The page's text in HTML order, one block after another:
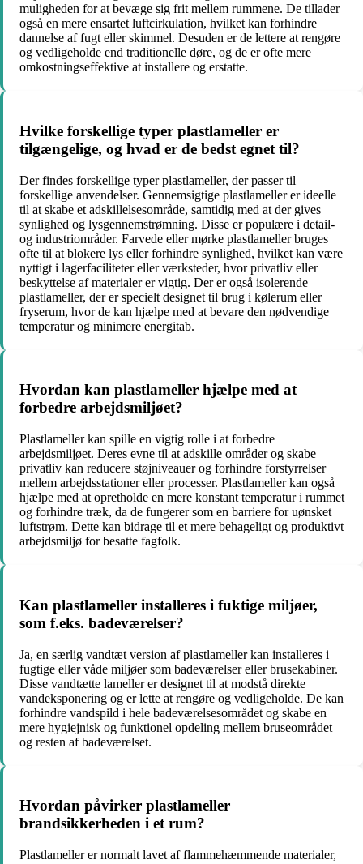
muligheden for at bevæge sig frit mellem rummene. De tillader
også en mere ensartet luftcirkulation, hvilket kan forhindre
dannelse af fugt eller skimmel. Desuden er de lettere at rengøre
og vedligeholde end traditionelle døre, og de er ofte mere
omkostningseffektive at installere og erstatte.
Hvilke forskellige typer plastlameller er
tilgængelige, og hvad er de bedst egnet til?
Der findes forskellige typer plastlameller, der passer til
forskellige anvendelser. Gennemsigtige plastlameller er ideelle
til at skabe et adskillelsesområde, samtidig med at der gives
synlighed og lysgennemstrømning. Disse er populære i detail-
og industriområder. Farvede eller mørke plastlameller bruges
ofte til at blokere lys eller forhindre synlighed, hvilket kan være
nyttigt i lagerfaciliteter eller værksteder, hvor privatliv eller
beskyttelse af materialer er vigtig. Der er også isolerende
plastlameller, der er specielt designet til brug i kølerum eller
fryserum, hvor de kan hjælpe med at bevare den nødvendige
temperatur og minimere energitab.
Hvordan kan plastlameller hjælpe med at
forbedre arbejdsmiljøet?
Plastlameller kan spille en vigtig rolle i at forbedre
arbejdsmiljøet. Deres evne til at adskille områder og skabe
privatliv kan reducere støjniveauer og forhindre forstyrrelser
mellem arbejdsstationer eller processer. Plastlameller kan også
hjælpe med at opretholde en mere konstant temperatur i rummet
og forhindre træk, da de fungerer som en barriere for uønsket
luftstrøm. Dette kan bidrage til et mere behageligt og produktivt
arbejdsmiljø for besatte fagfolk.
Kan plastlameller installeres i fuktige miljøer,
som f.eks. badeværelser?
Ja, en særlig vandtæt version af plastlameller kan installeres i
fugtige eller våde miljøer som badeværelser eller brusekabiner.
Disse vandtætte lameller er designet til at modstå direkte
vandeksponering og er lette at rengøre og vedligeholde. De kan
forhindre vandspild i hele badeværelsesområdet og skabe en
mere hygiejnisk og funktionel opdeling mellem bruseområdet
og resten af ​​badeværelset.
Hvordan påvirker plastlameller
brandsikkerheden i et rum?
Plastlameller er normalt lavet af flammehæmmende materialer,